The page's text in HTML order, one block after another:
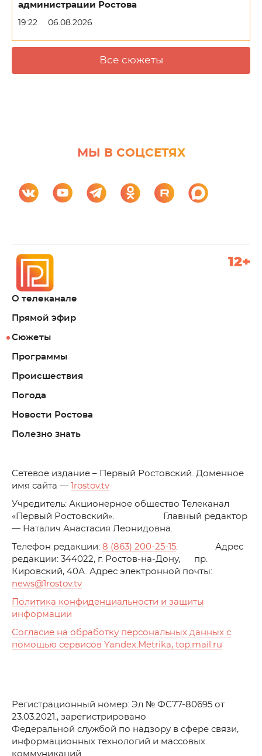
администрации Ростова
19:22 06.08.2026
Все сюжеты
МЫ В СОЦСЕТЯХ
О телеканале
Прямой эфир
Сюжеты
Программы
Происшествия
Погода
Новости Ростова
Полезно знать
12+
Cетевое издание – Первый Ростовский. Доменное
имя сайта —
1rostov.tv
Учредитель: Акционерное общество Телеканал
«Первый Ростовский». Главный редактор
— Наталич Анастасия Леонидовна.
Телефон редакции: 8 (863) 200-25-15. Адрес
редакции: 344022, г. Ростов-на-Дону, пр.
Кировский, 40А. Адрес электронной почты:
news@1rostov.tv
Политика конфиденциальности и защиты
информации
Согласие на обработку персональных данных с
помощью сервисов Yandex.Metrika, top.mail.ru
Регистрационный номер: Эл № ФС77-80695 от
23.03.2021., зарегистрировано
Федеральной службой по надзору в сфере связи,
информационных технологий и массовых
коммуникаций.